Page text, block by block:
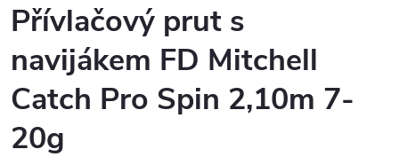
Přívlačový prut s
navijákem FD Mitchell
Catch Pro Spin 2,10m 7-
20g